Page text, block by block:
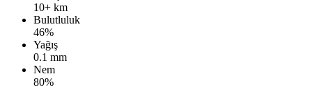
10+ km
Bulutluluk
46%
Yağış
0.1 mm
Nem
80%